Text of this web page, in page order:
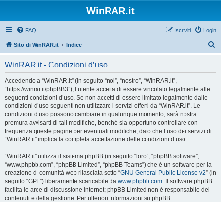
WinRAR.it
FAQ Login
Iscriviti
Sito di WinRAR.it Indice
WinRAR.it - Condizioni d’uso
Accedendo a “WinRAR.it” (in seguito “noi”, “nostro”, “WinRAR.it”,
“https://winrar.it/phpBB3”), l’utente accetta di essere vincolato legalmente alle
seguenti condizioni d’uso. Se non accetti di essere limitato legalmente dalle
condizioni d’uso seguenti non utilizzare i servizi offerti da “WinRAR.it”. Le
condizioni d’uso possono cambiare in qualunque momento, sarà nostra
premura avvisarti di tali modifiche, benché sia opportuno controllare con
frequenza queste pagine per eventuali modifiche, dato che l’uso dei servizi di
“WinRAR.it” implica la completa accettazione delle condizioni d’uso.
“WinRAR.it” utilizza il sistema phpBB (in seguito “loro”, “phpBB software”,
“www.phpbb.com”, “phpBB Limited”, “phpBB Teams”) che è un software per la
creazione di comunità web rilasciata sotto “GNU General Public License v2” (in
seguito “GPL”) liberamente scaricabile da www.phpbb.com. Il software phpBB
facilita le aree di discussione internet; phpBB Limited non è responsabile dei
contenuti e della gestione. Per ulteriori informazioni su phpBB: